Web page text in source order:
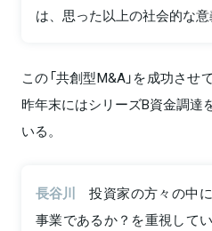
は、思った以上の社会的な意
この「共創型M&A」を成功させ
昨年末にはシリーズB資金調達
いる。
長谷川
投資家の方々の中
事業であるか？を重視して